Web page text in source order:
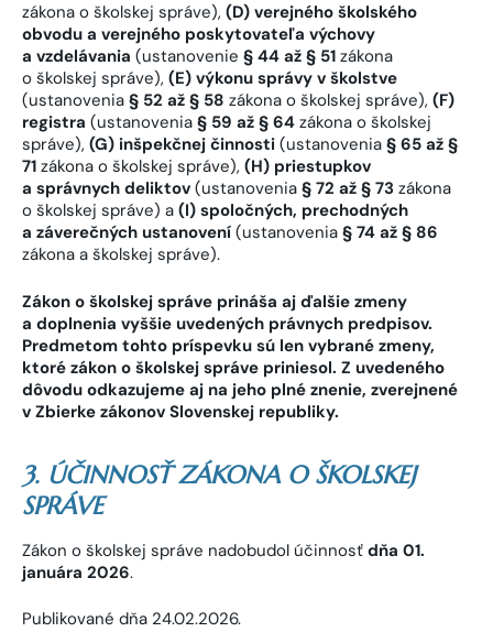
zákona o školskej správe), (D) verejného školského
obvodu a verejného poskytovateľa výchovy
a vzdelávania (ustanovenie § 44 až § 51 zákona
o školskej správe), (E) výkonu správy v školstve
(ustanovenia § 52 až § 58 zákona o školskej správe), (F)
registra (ustanovenia § 59 až § 64 zákona o školskej
správe), (G) inšpekčnej činnosti (ustanovenia § 65 až §
71 zákona o školskej správe), (H) priestupkov
a správnych deliktov (ustanovenia § 72 až § 73 zákona
o školskej správe) a (I) spoločných, prechodných
a záverečných ustanovení (ustanovenia § 74 až § 86
zákona a školskej správe).
Zákon o školskej správe prináša aj ďalšie zmeny
a doplnenia vyššie uvedených právnych predpisov.
Predmetom tohto príspevku sú len vybrané zmeny,
ktoré zákon o školskej správe priniesol. Z uvedeného
dôvodu odkazujeme aj na jeho plné znenie, zverejnené
v Zbierke zákonov Slovenskej republiky.
3. ÚČINNOSŤ ZÁKONA O ŠKOLSKEJ
SPRÁVE
Zákon o školskej správe nadobudol účinnosť dňa 01.
januára 2026.
Publikované dňa 24.02.2026.